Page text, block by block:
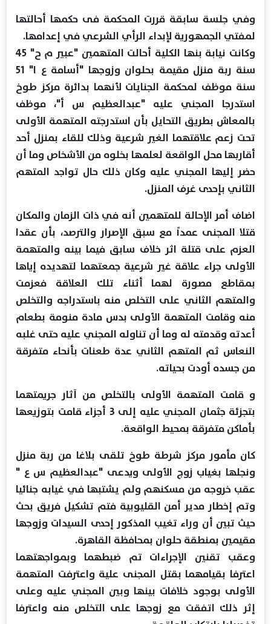
وفي جلسة سابقة قررت المحكمة فى حكمها أحالتها
لمفتي الجمهورية لإبداء الرأي الشرعي في إعدامها.
وكانت نيابة بنها الكلية أحالت المتهمين "عبير م ح" 45
سنة ربة منزل مقيمة بحلوان وزوجها "أسامة ع ا" 51
سنة موظف لمحكمة الجنايات لأنهما بدائرة مركز طوخ
استدرجا المجني عليه "عبدالعظيم س أ"، موظف
بالمعاش بطريق التحايل بأن استدرجته المتهمة الأولى
تحت زعم علاقتهما الغير شرعية وذلك للقاء بمنزل أحد
أقاربها محل الواقعة لعلمها بخلوه من الأشخاص وما أن
حضر إليها المجني عليه وكان ذلك حال تواجد المتهم
الثاني بإحدى غرف المنزل.
اضاف أمر الإحالة للمتهمين أنه في ذات الزمان والمكان
قتلا المجنى عمداً مع سبق الإصرار والترصد، بأن عقدا
العزم على قتلة اثر خلاف سابق فيما بينه والمتهمة
الأولى جراء علاقة غير شرعية جمعتهما لتهديده إياها
بمقاطع مصورة لهما أثناء تلك العلاقة فعزمت
والمتهم الثاني على التخلص منه باستدراجه والتخلص
منه وقامت المتهمة الأولى بدس مادة منومة بطعام
أعدته وقدمته له وما أن تناوله المجني عليه حتى غلبه
النعاس ثم المتهم الثاني عدة طعنات بأنحاء متفرقة
من جسده أودت بحياته.
و قامت المتهمة الأولى بالتخلص من آثار جريمتهما
بتجزئة جثمان المجني عليه إلى 3 أجزاء قامت بتوزيعها
بأماكن متفرقة بمحيط الواقعة.
كان مأمور مركز شرطة طوخ تلقى بلاغا من ربة منزل
ونجلها بغياب زوج الأولى ويدعى "عبدالعظيم س ع "
عقب خروجه من مسكنهم ولم يشتبها في غيابه جنائيا
وتم إخطار مدير أمن القليوبية فتم تشكيل فريق بحث
حيث تبين أن وراء تغيب المذكور إحدى السيدات وزوجها
مقيمين بمنطقة حلوان بمحافظة القاهرة.
وعقب تقنين الإجراءات تم ضبطهما وبمواجهتهما
اعترفا بقيامهما بقتل المجنى علية واعترفت المتهمة
الأولى بوجود خلافات بينها وبين المجني عليه وعلى
إثر ذلك اتفقت مع زوجها على التخلص منه واعترفا